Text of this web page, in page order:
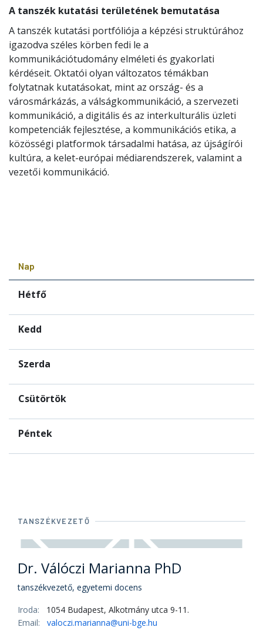
A tanszék kutatási területének bemutatása
A tanszék kutatási portfóliója a képzési struktúrához
igazodva széles körben fedi le a
kommunikációtudomány elméleti és gyakorlati
kérdéseit. Oktatói olyan változatos témákban
folytatnak kutatásokat, mint az ország- és a
városmárkázás, a válságkommunikáció, a szervezeti
kommunikáció, a digitális és az interkulturális üzleti
kompetenciák fejlesztése, a kommunikációs etika, a
közösségi platformok társadalmi hatása, az újságírói
kultúra, a kelet-európai médiarendszerek, valamint a
vezetői kommunikáció.
Nap
Hétfő
Kedd
Szerda
Csütörtök
Péntek
TANSZÉKVEZETŐ
Dr. Válóczi Marianna PhD
tanszékvezető, egyetemi docens
Iroda:
1054 Budapest, Alkotmány utca 9-11.
Email:
valoczi.marianna@uni-bge.hu